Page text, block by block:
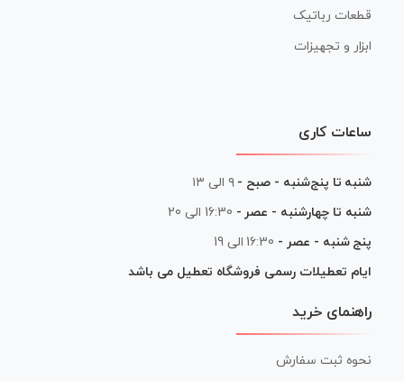
قطعات رباتیک
ابزار و تجهیزات
ساعات کاری
شنبه تا پنج‌شنبه - صبح - ۹ الی ۱۳
شنبه تا چهارشنبه - عصر - 16:30 الی 20
پنج شنبه - عصر - 16:30 الی 19
ایام تعطیلات رسمی فروشگاه تعطیل می باشد
راهنمای خرید
نحوه ثبت سفارش